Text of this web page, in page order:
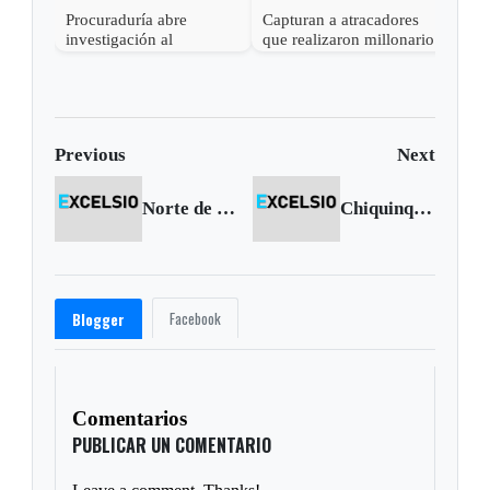
Procuraduría abre
investigación al
política
Capturan a atracadores
que realizaron millonario
Previous Next
Norte de Boyacá entró en la era de la biogasolina Chiquinquirá recibe insurgentes que serían excarcelados
Blogger Facebook
Comentarios
PUBLICAR UN COMENTARIO